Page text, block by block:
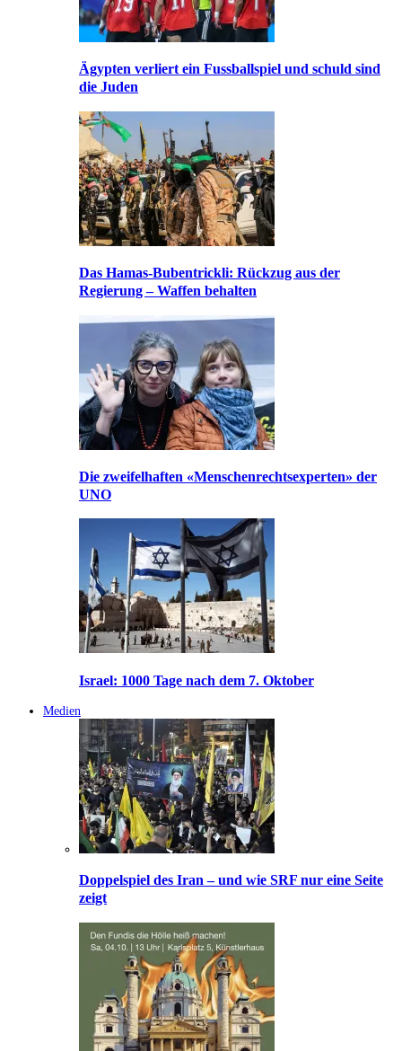
Ägypten verliert ein Fussballspiel und schuld sind
die Juden
Das Hamas-Bubentrickli: Rückzug aus der
Regierung – Waffen behalten
Die zweifelhaften «Menschenrechtsexperten» der
UNO
Israel: 1000 Tage nach dem 7. Oktober
Medien
Doppelspiel des Iran – und wie SRF nur eine Seite
zeigt